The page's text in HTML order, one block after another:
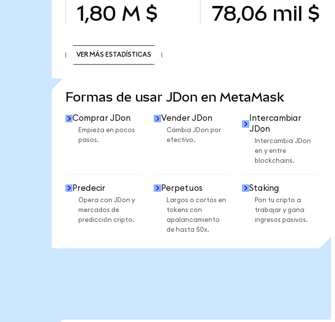
1,80 M $ 78,06 mil $
VER MÁS ESTADÍSTICAS
Formas de usar JDon en MetaMask
Comprar JDon
Empieza en pocos
pasos.
Vender JDon
Cambia JDon por
efectivo.
Intercambiar
JDon
Intercambia JDon
en y entre
blockchains.
Predecir
Opera con JDon y
mercados de
predicción cripto.
Perpetuos
Largos o cortos en
tokens con
apalancamiento
de hasta 50x.
Staking
Pon tu cripto a
trabajar y gana
ingresos pasivos.